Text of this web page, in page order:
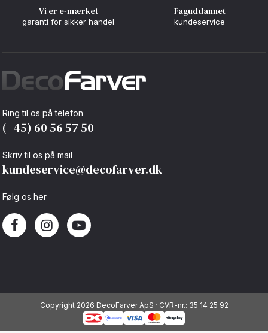
Vi er e-mærket
garanti for sikker handel
Faguddannet
kundeservice
Ring til os på telefon
(+45) 60 56 57 50
Skriv til os på mail
kundeservice@decofarver.dk
Følg os her
Copyright 2026 DecoFarver ApS · CVR-nr.: 35 14 25 92